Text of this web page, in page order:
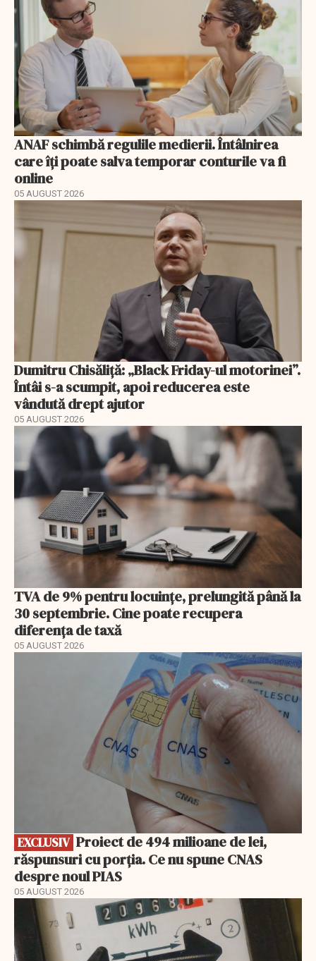
ANAF schimbă regulile medierii. Întâlnirea
care îți poate salva temporar conturile va fi
online
05 AUGUST 2026
Dumitru Chisăliță: „Black Friday-ul motorinei”.
Întâi s-a scumpit, apoi reducerea este
vândută drept ajutor
05 AUGUST 2026
TVA de 9% pentru locuințe, prelungită până la
30 septembrie. Cine poate recupera
diferența de taxă
05 AUGUST 2026
EXCLUSIV
răspunsuri cu porția. Ce nu spune CNAS
despre noul PIAS
05 AUGUST 2026